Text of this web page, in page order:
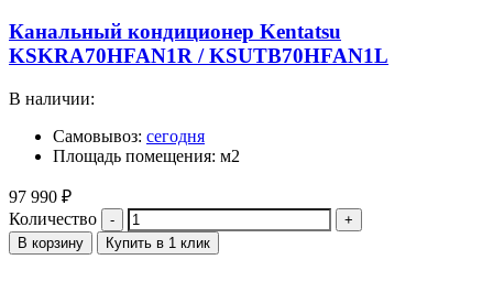
Канальный кондиционер Kentatsu
KSKRA70HFAN1R / KSUTB70HFAN1L
В наличии:
Самовывоз: сегодня
Площадь помещения: м2
97 990 ₽
Количество
В корзину Купить в 1 клик